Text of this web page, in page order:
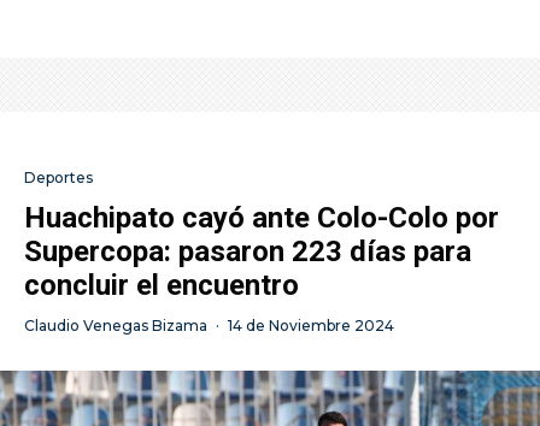
Deportes
Huachipato cayó ante Colo-Colo por
Supercopa: pasaron 223 días para
concluir el encuentro
Claudio Venegas Bizama · 14 de Noviembre 2024